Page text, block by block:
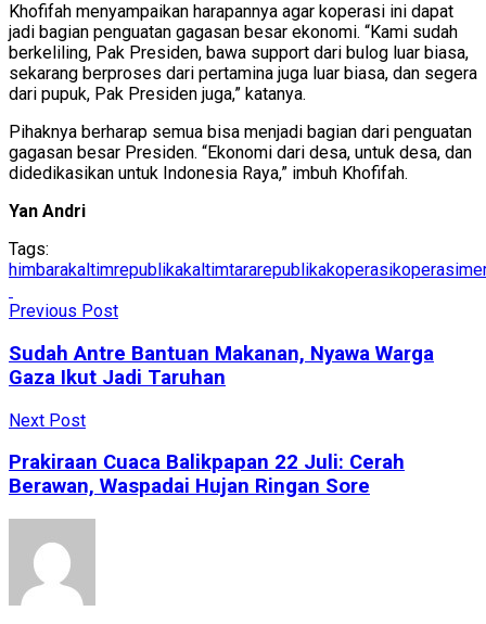
Khofifah menyampaikan harapannya agar koperasi ini dapat
jadi bagian penguatan gagasan besar ekonomi. “Kami sudah
berkeliling, Pak Presiden, bawa support dari bulog luar biasa,
sekarang berproses dari pertamina juga luar biasa, dan segera
dari pupuk, Pak Presiden juga,” katanya.
Pihaknya berharap semua bisa menjadi bagian dari penguatan
gagasan besar Presiden. “Ekonomi dari desa, untuk desa, dan
didedikasikan untuk Indonesia Raya,” imbuh Khofifah.
Yan Andri
Tags:
himbarakaltimrepublikakaltimtararepublikakoperasi
Previous Post
Sudah Antre Bantuan Makanan, Nyawa Warga
Gaza Ikut Jadi Taruhan
Next Post
Prakiraan Cuaca Balikpapan 22 Juli: Cerah
Berawan, Waspadai Hujan Ringan Sore